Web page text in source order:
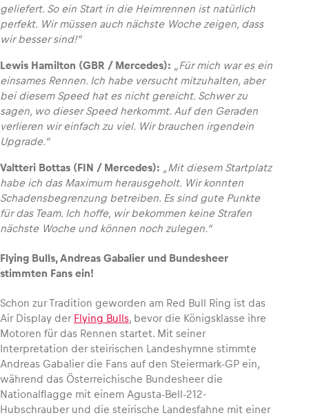
geliefert. So ein Start in die Heimrennen ist natürlich
perfekt. Wir müssen auch nächste Woche zeigen, dass
wir besser sind!“
Lewis Hamilton (GBR / Mercedes): „Für mich war es ein
einsames Rennen. Ich habe versucht mitzuhalten, aber
bei diesem Speed hat es nicht gereicht. Schwer zu
sagen, wo dieser Speed herkommt. Auf den Geraden
verlieren wir einfach zu viel. Wir brauchen irgendein
Upgrade.“
Valtteri Bottas (FIN / Mercedes): „Mit diesem Startplatz
habe ich das Maximum herausgeholt. Wir konnten
Schadensbegrenzung betreiben. Es sind gute Punkte
für das Team. Ich hoffe, wir bekommen keine Strafen
nächste Woche und können noch zulegen.“
Flying Bulls, Andreas Gabalier und Bundesheer
stimmten Fans ein!
Schon zur Tradition geworden am Red Bull Ring ist das
Air Display der Flying Bulls, bevor die Königsklasse ihre
Motoren für das Rennen startet. Mit seiner
Interpretation der steirischen Landeshymne stimmte
Andreas Gabalier die Fans auf den Steiermark-GP ein,
während das Österreichische Bundesheer die
Nationalflagge mit einem Agusta-Bell-212-
Hubschrauber und die steirische Landesfahne mit einer